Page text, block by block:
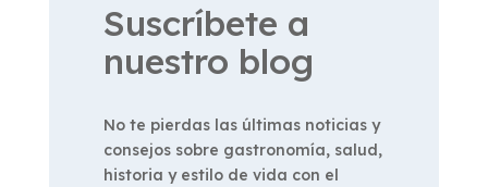
Suscríbete a
nuestro blog
No te pierdas las últimas noticias y
consejos sobre gastronomía, salud,
historia y estilo de vida con el